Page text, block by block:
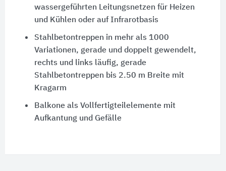
wassergeführten Leitungsnetzen für Heizen
und Kühlen oder auf Infrarotbasis
Stahlbetontreppen in mehr als 1000
Variationen, gerade und doppelt gewendelt,
rechts und links läufig, gerade
Stahlbetontreppen bis 2.50 m Breite mit
Kragarm
Balkone als Vollfertigteilelemente mit
Aufkantung und Gefälle